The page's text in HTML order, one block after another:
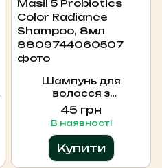
Шампунь для
волосся з
пробіотиками для
захисту кольору Masil
Radiance Shampoo,
8мл
45 грн
В наявності
Купити